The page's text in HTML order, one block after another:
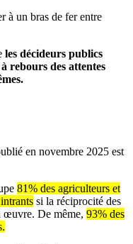
à un bras de fer entre
les décideurs publics
rebours des attentes
en novembre 2025 est
81% des agriculteurs et
si la réciprocité des
œuvre. De même, 93% des